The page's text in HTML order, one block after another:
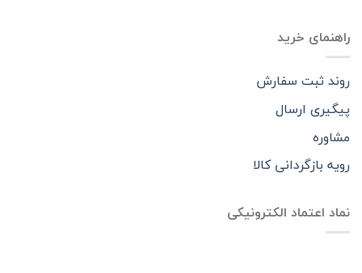
راهنمای خرید
روند ثبت سفارش
پیگیری ارسال
مشاوره
رویه بازگردانی کالا
نماد اعتماد الکترونیکی